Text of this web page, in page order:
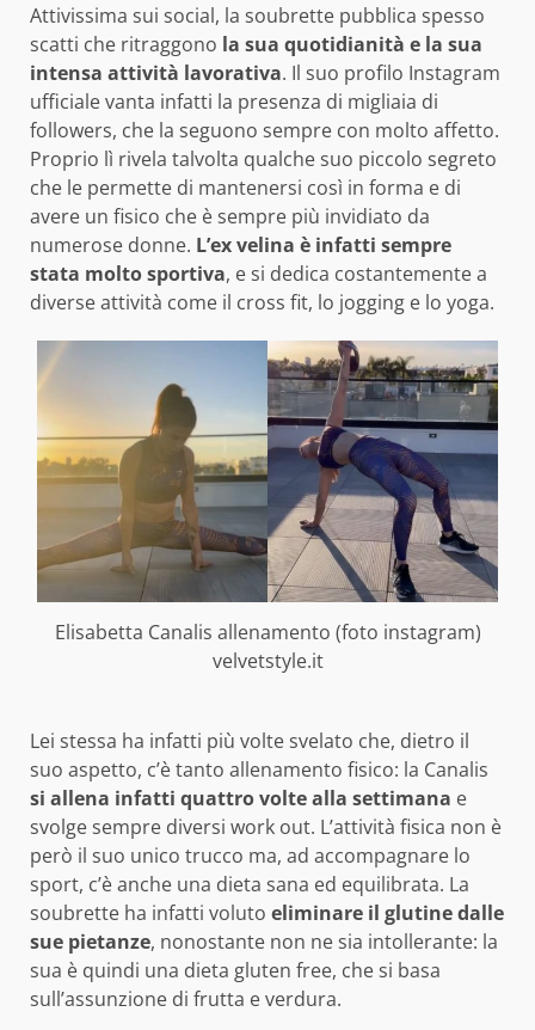
Attivissima sui social, la soubrette pubblica spesso
scatti che ritraggono la sua quotidianità e la sua
intensa attività lavorativa. Il suo profilo Instagram
ufficiale vanta infatti la presenza di migliaia di
followers, che la seguono sempre con molto affetto.
Proprio lì rivela talvolta qualche suo piccolo segreto
che le permette di mantenersi così in forma e di
avere un fisico che è sempre più invidiato da
numerose donne. L’ex velina è infatti sempre
stata molto sportiva, e si dedica costantemente a
diverse attività come il cross fit, lo jogging e lo yoga.
Elisabetta Canalis allenamento (foto instagram)
velvetstyle.it
Lei stessa ha infatti più volte svelato che, dietro il
suo aspetto, c’è tanto allenamento fisico: la Canalis
si allena infatti quattro volte alla settimana e
svolge sempre diversi work out. L’attività fisica non è
però il suo unico trucco ma, ad accompagnare lo
sport, c’è anche una dieta sana ed equilibrata. La
soubrette ha infatti voluto eliminare il glutine dalle
sue pietanze, nonostante non ne sia intollerante: la
sua è quindi una dieta gluten free, che si basa
sull’assunzione di frutta e verdura.